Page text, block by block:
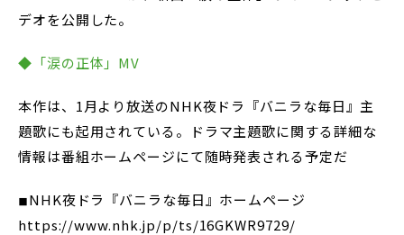
デオを公開した。
◆「涙の正体」MV
本作は、1月より放送のNHK夜ドラ『バニラな毎日』主
題歌にも起用されている。ドラマ主題歌に関する詳細な
情報は番組ホームページにて随時発表される予定だ
◾︎NHK夜ドラ『バニラな毎日』ホームページ
https://www.nhk.jp/p/ts/16GKWR9729/